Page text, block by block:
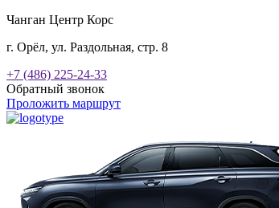
Чанган Центр Корс
г. Орёл, ул. Раздольная, стр. 8
+7 (486) 225-24-33
Обратный звонок
Проложить маршрут